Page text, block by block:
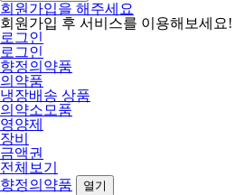
회원가입을 해주세요
회원가입 후 서비스를 이용해보세요!
로그인
로그인
향정의약품
의약품
냉장배송 상품
의약소모품
영양제
장비
금액권
전체보기
향정의약품
열기